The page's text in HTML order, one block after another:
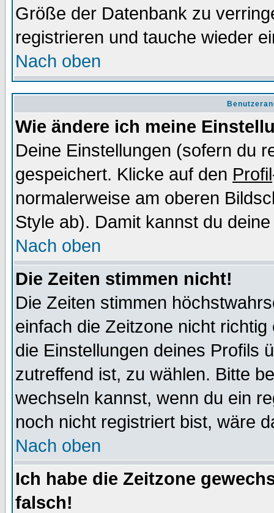
Größe der Datenbank zu
registrieren und tauche wieder
Nach oben
Wie ändere ich meine
Deine Einstellungen (sofern du
gespeichert. Klicke auf den Profil
normalerweise am oberen
Style ab). Damit kannst du
Nach oben
Die Zeiten stimmen nicht!
Die Zeiten stimmen
einfach die Zeitzone nicht
die Einstellungen deines Profils
zutreffend ist, zu wählen. Bitte
wechseln kannst, wenn du ein
noch nicht registriert bist, wäre
Nach oben
Ich habe die Zeitzone
falsch!